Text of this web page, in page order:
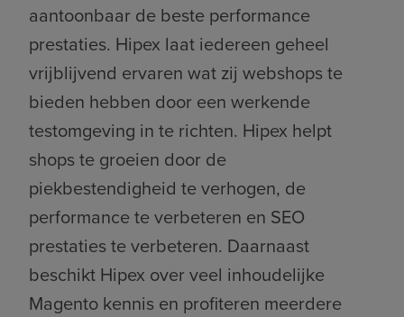
aantoonbaar de beste performance
prestaties. Hipex laat iedereen geheel
vrijblijvend ervaren wat zij webshops te
bieden hebben door een werkende
testomgeving in te richten. Hipex helpt
shops te groeien door de
piekbestendigheid te verhogen, de
performance te verbeteren en SEO
prestaties te verbeteren. Daarnaast
beschikt Hipex over veel inhoudelijke
Magento kennis en profiteren meerdere